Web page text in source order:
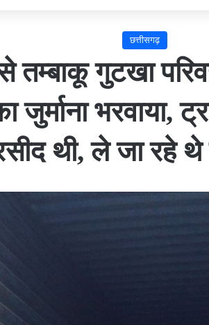
छत्तीसगढ़
तम्बाकू गुटखा
भरवाया,
थी, ले जा रहे